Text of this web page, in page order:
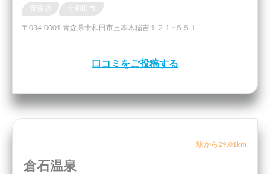
青森県
〒034-0001 青森県十和田市三本木稲吉１２１−５５１
口コミをご投稿する
駅から29.01km
倉石温泉